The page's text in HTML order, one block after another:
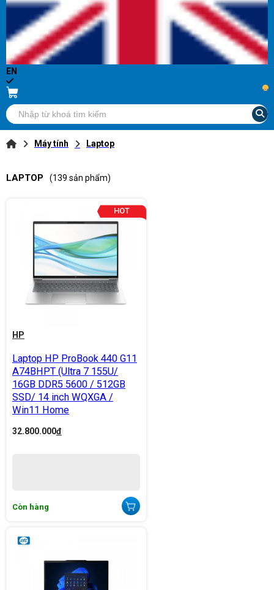
EN
...
Máy tính Laptop
LAPTOP (139 sản phẩm)
HP
Laptop HP ProBook 440 G11
A74BHPT (Ultra 7 155U/
16GB DDR5 5600 / 512GB
SSD/ 14 inch WQXGA /
Win11 Home
32.800.000đ
Còn hàng